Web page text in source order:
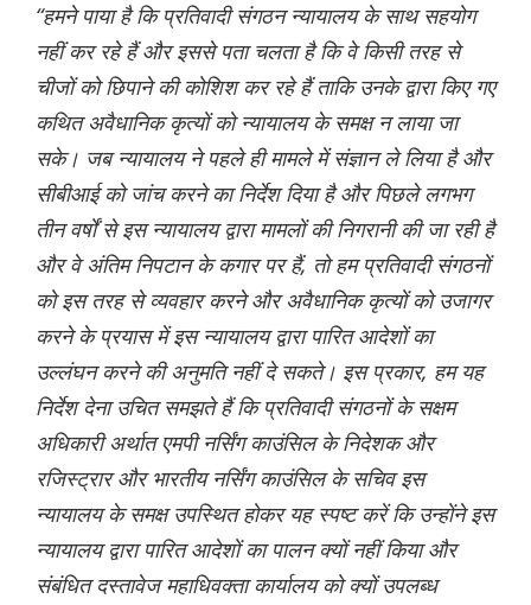
“हमने पाया है कि प्रतिवादी संगठन न्यायालय के साथ सहयोग
नहीं कर रहे हैं और इससे पता चलता है कि वे किसी तरह से
चीजों को छिपाने की कोशिश कर रहे हैं ताकि उनके द्वारा किए गए
कथित अवैधानिक कृत्यों को न्यायालय के समक्ष न लाया जा
सके। जब न्यायालय ने पहले ही मामले में संज्ञान ले लिया है और
सीबीआई को जांच करने का निर्देश दिया है और पिछले लगभग
तीन वर्षों से इस न्यायालय द्वारा मामलों की निगरानी की जा रही है
और वे अंतिम निपटान के कगार पर हैं, तो हम प्रतिवादी संगठनों
को इस तरह से व्यवहार करने और अवैधानिक कृत्यों को उजागर
करने के प्रयास में इस न्यायालय द्वारा पारित आदेशों का
उल्लंघन करने की अनुमति नहीं दे सकते। इस प्रकार, हम यह
निर्देश देना उचित समझते हैं कि प्रतिवादी संगठनों के सक्षम
अधिकारी अर्थात एमपी नर्सिंग काउंसिल के निदेशक और
रजिस्ट्रार और भारतीय नर्सिंग काउंसिल के सचिव इस
न्यायालय के समक्ष उपस्थित होकर यह स्पष्ट करें कि उन्होंने इस
न्यायालय द्वारा पारित आदेशों का पालन क्यों नहीं किया और
संबंधित दस्तावेज महाधिवक्ता कार्यालय को क्यों उपलब्ध